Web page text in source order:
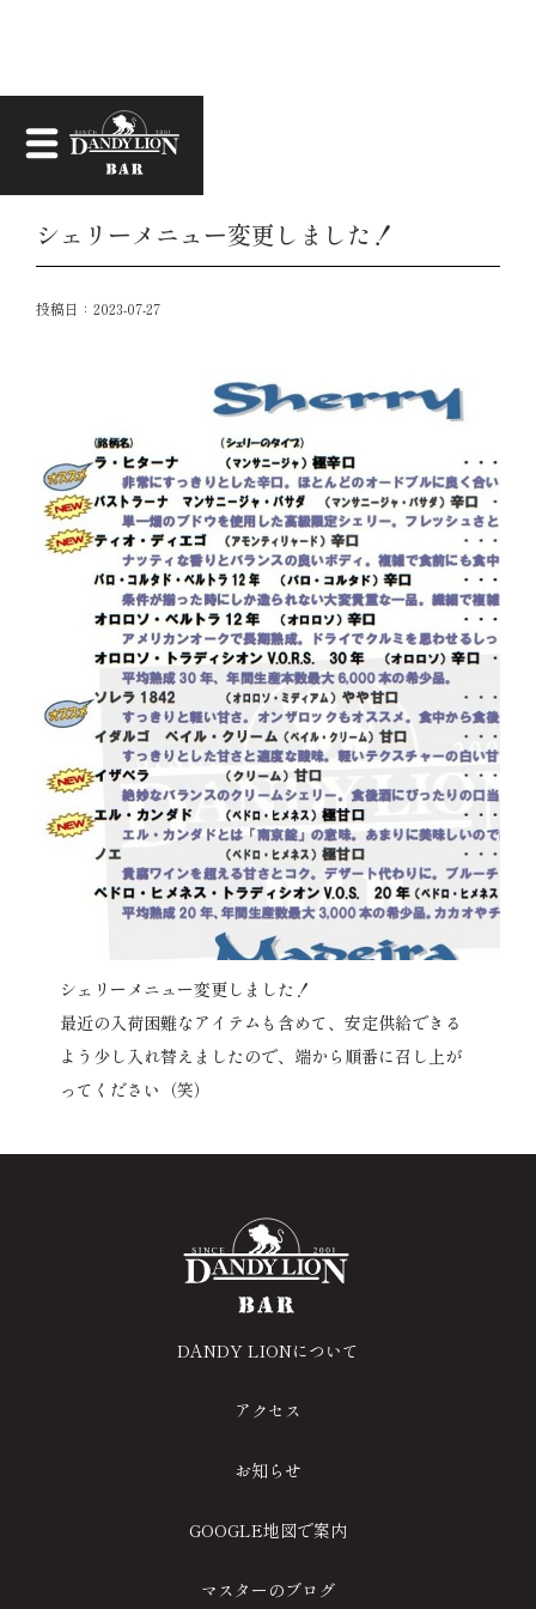
お知らせ
シェリーメニュー変更しました！
投稿日： 2023-07-27
シェリーメニュー変更しました！
最近の入荷困難なアイテムも含めて、安定供給できる
よう少し入れ替えましたので、端から順番に召し上が
ってください（笑）
DANDY LIONについて
アクセス
お知らせ
GOOGLE地図で案内
マスターのブログ